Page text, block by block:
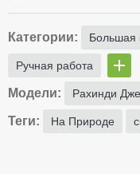
Категории: Большая
Ручная работа
Модели: Рахинди
Теги: На Природе